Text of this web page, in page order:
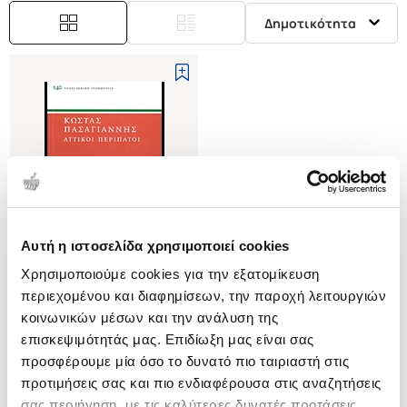
Αυτή η ιστοσελίδα χρησιμοποιεί cookies
Χρησιμοποιούμε cookies για την εξατομίκευση
περιεχομένου και διαφημίσεων, την παροχή λειτουργιών
κοινωνικών μέσων και την ανάλυση της
επισκεψιμότητάς μας. Επιδίωξη μας είναι σας
προσφέρουμε μία όσο το δυνατό πιο ταιριαστή στις
προτιμήσεις σας και πιο ενδιαφέρουσα στις αναζητήσεις
Δημοτικότητα
Εξαντλημένο
(0)
ΑΤΤΙΚΟΙ ΠΕΡΙΠΑΤΟΙ
ΠΑΣΑΓΙΑΝΝΗΣ ΚΩΣΤΑΣ
Κωδ. Πολιτείας: 3370-0309